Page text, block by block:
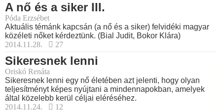
A nő és a siker III.
Póda Erzsébet
Aktuális témánk kapcsán (a nő és a siker) felvidéki magyar
közéleti nőket kérdeztünk. (Bial Judit, Bokor Klára)
2014.11.28.
27
Sikeresnek lenni
Oriskó Renáta
Sikeresnek lenni egy nő életében azt jelenti, hogy olyan
teljesítményt képes nyújtani a mindennapokban, amelyek
által közelebb kerül céljai eléréséhez.
2014.11.24.
12